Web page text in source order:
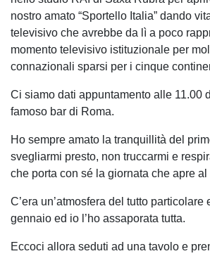
nostro amato “Sportello Italia” dando
televisivo che avrebbe da lì a poco
momento televisivo istituzionale per
connazionali sparsi per i cinque
Ci siamo dati appuntamento alle 11.00
famoso bar di Roma.
Ho sempre amato la tranquillità del
svegliarmi presto, non truccarmi e
che porta con sé la giornata che apre
C’era un’atmosfera del tutto particolare
gennaio ed io l’ho assaporata tutta.
Eccoci allora seduti ad una tavolo e